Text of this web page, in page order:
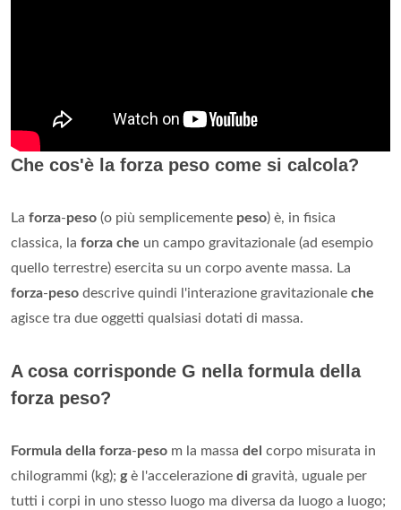
Che cos'è la forza peso come si calcola?
La forza-peso (o più semplicemente peso) è, in fisica
classica, la forza che un campo gravitazionale (ad esempio
quello terrestre) esercita su un corpo avente massa. La
forza-peso descrive quindi l'interazione gravitazionale che
agisce tra due oggetti qualsiasi dotati di massa.
A cosa corrisponde G nella formula della
forza peso?
Formula della forza-peso m la massa del corpo misurata in
chilogrammi (kg); gè l'accelerazione di gravità, uguale per
tutti i corpi in uno stesso luogo ma diversa da luogo a luogo;